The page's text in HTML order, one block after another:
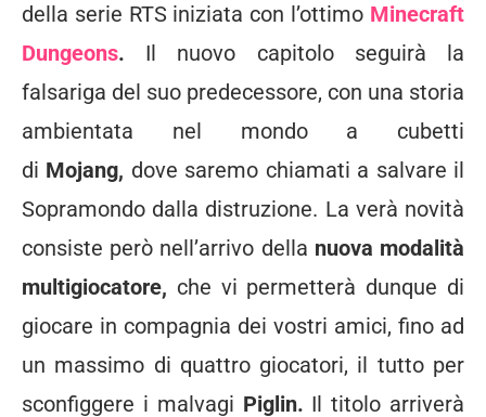
della serie RTS iniziata con l’ottimo Minecraft
Dungeons. Il nuovo capitolo seguirà la
falsariga del suo predecessore, con una storia
ambientata nel mondo a cubetti
di Mojang, dove saremo chiamati a salvare il
Sopramondo dalla distruzione. La verà novità
consiste però nell’arrivo della nuova modalità
multigiocatore, che vi permetterà dunque di
giocare in compagnia dei vostri amici, fino ad
un massimo di quattro giocatori, il tutto per
sconfiggere i malvagi Piglin. Il titolo arriverà